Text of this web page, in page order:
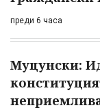
преди 6 часа
Муцунски: